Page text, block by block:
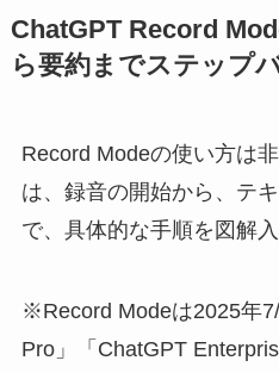
ChatGPT Record
ら要約までステップ
Record Modeの使い方は
は、録音の開始から、テ
で、具体的な手順を図解
※Record Modeは2025年
Pro」「ChatGPT